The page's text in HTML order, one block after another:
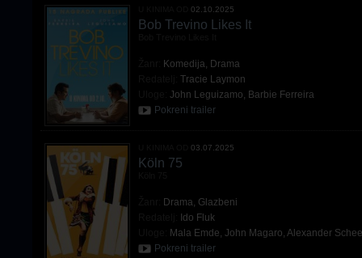
02.10.2025
Bob Trevino Likes It
Komedija, Drama
Tracie Laymon
John Leguizamo, Barbie Ferreira
Pokreni trailer
03.07.2025
Köln 75
Drama, Glazbeni
Ido Fluk
Mala Emde, John Magaro, Alexander
Pokreni trailer